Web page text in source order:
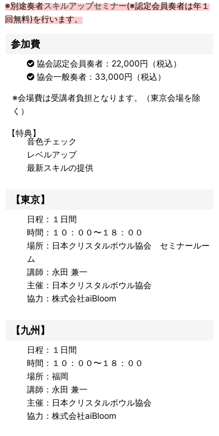
※別途奏者スキルアップセミナー(※認定会員奏者は年１
回無料)を行います。
参加費
協会認定会員奏者：22,000円（税込）
協会一般奏者：33,000円（税込）
※会場費は受講者負担となります。（東京会場を除
く）
【特典】
音色チェック
レベルアップ
最新スキルの提供
【東京】
日程：１日間
時間：１０：００〜１８：００
場所：日本クリスタルボウル協会 セミナールー
ム
講師：永田 兼一
主催：日本クリスタルボウル協会
協力：株式会社aiBloom
【九州】
日程：１日間
時間：１０：００〜１８：００
場所：福岡
講師：永田 兼一
主催：日本クリスタルボウル協会
協力：株式会社aiBloom